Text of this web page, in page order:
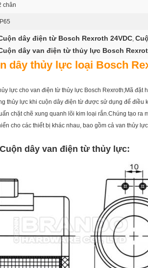
chân
IP65
dây điện từ Bosch Rexroth 24VDC,
dây van điện từ thủy lực Bosch
dây thủy lực loại Bosch
lực cho van điện từ thủy lực Bosch Rexroth;Mã
thủy lực khi cuộn dây điện từ được sử dụng để
chặt chẽ xung quanh lõi kim loại rắn.Chúng tạo
cho các thiết bị khác nhau, bao gồm cả van thủy
Cuộn dây van điện từ thủy lực: